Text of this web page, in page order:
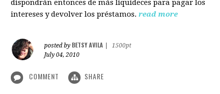
dispondrán entonces de más liquideces para pagar los
intereses y devolver los préstamos. read more
posted by BETSY AVILA
1500pt
July 04, 2010
COMMENT SHARE